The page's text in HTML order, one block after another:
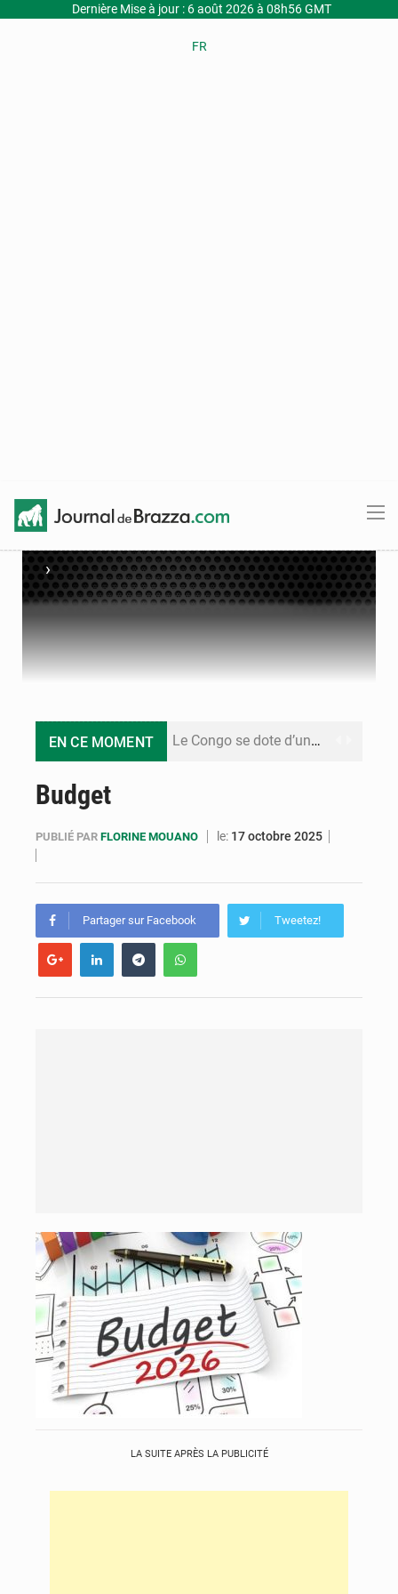
Dernière Mise à jour : 6 août 2026 à 08h56 GMT
FR
›
EN CE MOMENT Le Congo se dote d’un programme national pour valoriser les produits forestiers non ligneux
Budget
PUBLIÉ PAR FLORINE MOUANO le: 17 octobre 2025
Partager sur Facebook Tweetez!
LA SUITE APRÈS LA PUBLICITÉ